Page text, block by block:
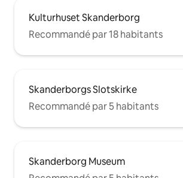
Kulturhuset Skanderborg
Recommandé par 18 habitants
Skanderborgs Slotskirke
Recommandé par 5 habitants
Skanderborg Museum